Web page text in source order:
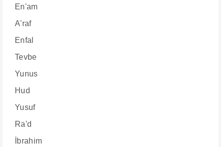
En'am
A'raf
Enfal
Tevbe
Yunus
Hud
Yusuf
Ra'd
İbrahim